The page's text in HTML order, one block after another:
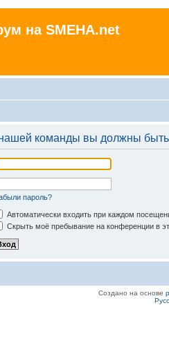
на SMEHA.net
команды вы должны
пароль?
Автоматически входить при каждом
Скрыть моё пребывание на конференции в
Создано на основе